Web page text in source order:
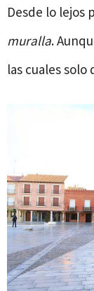
Desde lo lejos
muralla.
las cuales solo